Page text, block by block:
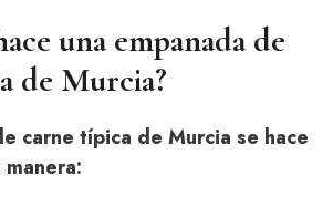
una empanada de
de Murcia?
carne típica de Murcia se hace